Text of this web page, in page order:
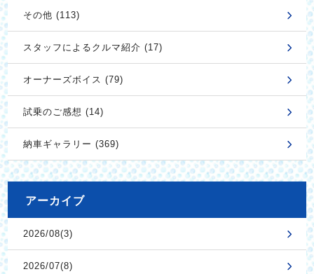
その他 (113)
スタッフによるクルマ紹介 (17)
オーナーズボイス (79)
試乗のご感想 (14)
納車ギャラリー (369)
アーカイブ
2026/08(3)
2026/07(8)